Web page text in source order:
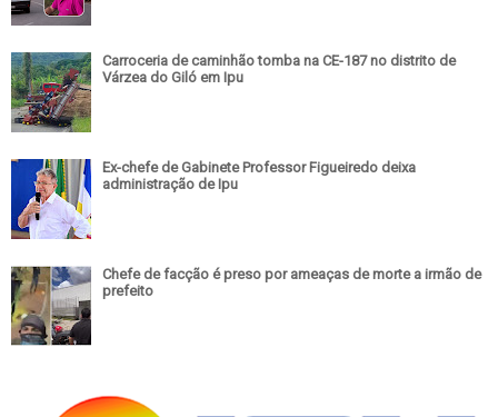
Carroceria de caminhão tomba na CE-187 no distrito de
Várzea do Giló em Ipu
Ex-chefe de Gabinete Professor Figueiredo deixa
administração de Ipu
Chefe de facção é preso por ameaças de morte a irmão de
prefeito